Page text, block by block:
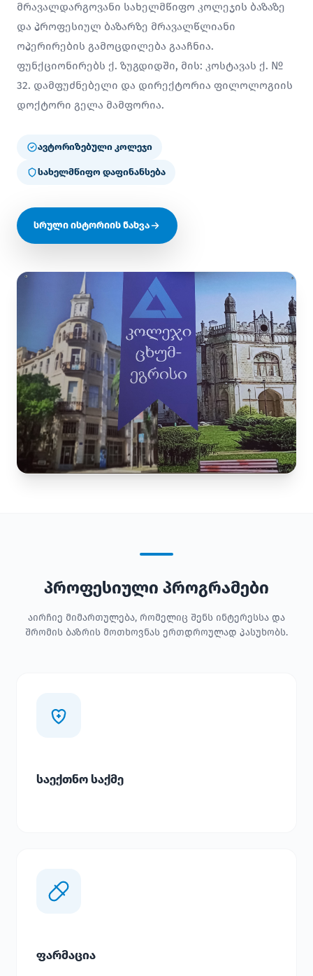
მრავალდარგოვანი სახელმწიფო კოლეჯის ბაზაზე
და პროფესიულ ბაზარზე მრავალწლიანი
ოპერირების გამოცდილება გააჩნია.
ფუნქციონირებს ქ. ზუგდიდში, მის: კოსტავას ქ. №
32. დამფუძნებელი და დირექტორია ფილოლოგიის
დოქტორი გელა მამფორია.
ავტორიზებული კოლეჯი
სახელმწიფო დაფინანსება
სრული ისტორიის ნახვა
პროფესიული პროგრამები
აირჩიე მიმართულება, რომელიც შენს ინტერესსა და
შრომის ბაზრის მოთხოვნას ერთდროულად პასუხობს.
საექთნო საქმე
ფარმაცია